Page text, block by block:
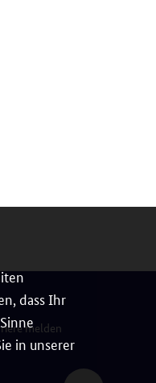
dass Ihr
in unserer
melden